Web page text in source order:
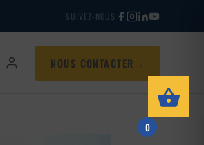
SUIVEZ-NOUS
NOUS CONTACTER
0